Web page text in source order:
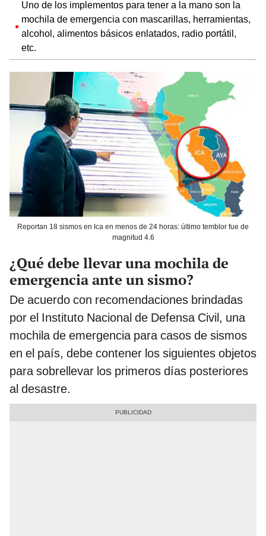
Uno de los implementos para tener a la mano son la
mochila de emergencia con mascarillas, herramientas,
alcohol, alimentos básicos enlatados, radio portátil,
etc.
Reportan 18 sismos en Ica en menos de 24 horas: último temblor fue de
magnitud 4.6
¿Qué debe llevar una mochila de
emergencia ante un sismo?
De acuerdo con recomendaciones brindadas
por el Instituto Nacional de Defensa Civil, una
mochila de emergencia para casos de sismos
en el país, debe contener los siguientes objetos
para sobrellevar los primeros días posteriores
al desastre.